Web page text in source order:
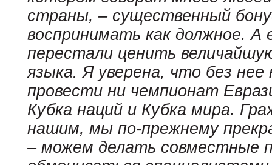
страны, – существенный
воспринимать как должное.
перестали ценить
языка. Я уверена, что без
провести ни чемпионат
Кубка наций и Кубка мира.
нашим, мы по-прежнему
– можем делать совместные